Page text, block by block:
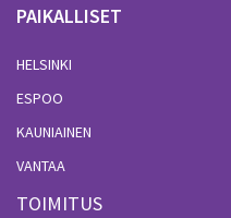
PAIKALLISET
HELSINKI
ESPOO
KAUNIAINEN
VANTAA
TOIMITUS